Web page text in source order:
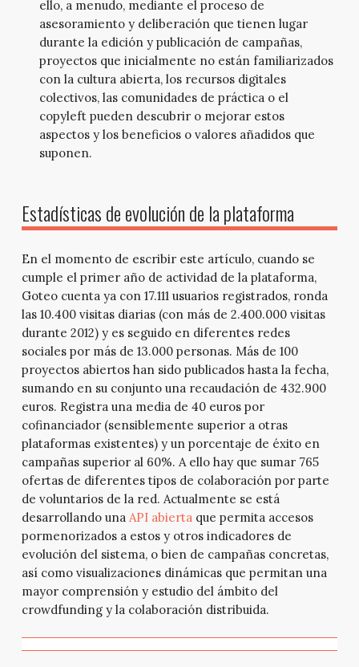
ello, a menudo, mediante el proceso de
asesoramiento y deliberación que tienen lugar
durante la edición y publicación de campañas,
proyectos que inicialmente no están familiarizados
con la cultura abierta, los recursos digitales
colectivos, las comunidades de práctica o el
copyleft pueden descubrir o mejorar estos
aspectos y los beneficios o valores añadidos que
suponen.
Estadísticas de evolución de la plataforma
En el momento de escribir este artículo, cuando se
cumple el primer año de actividad de la plataforma,
Goteo cuenta ya con 17.111 usuarios registrados, ronda
las 10.400 visitas diarias (con más de 2.400.000 visitas
durante 2012) y es seguido en diferentes redes
sociales por más de 13.000 personas. Más de 100
proyectos abiertos han sido publicados hasta la fecha,
sumando en su conjunto una recaudación de 432.900
euros. Registra una media de 40 euros por
cofinanciador (sensiblemente superior a otras
plataformas existentes) y un porcentaje de éxito en
campañas superior al 60%. A ello hay que sumar 765
ofertas de diferentes tipos de colaboración por parte
de voluntarios de la red. Actualmente se está
desarrollando una API abiertaque permita accesos
pormenorizados a estos y otros indicadores de
evolución del sistema, o bien de campañas concretas,
así como visualizaciones dinámicas que permitan una
mayor comprensión y estudio del ámbito del
crowdfunding y la colaboración distribuida.